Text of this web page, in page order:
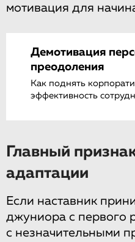
мотивация для
Демотивация
преодоления
Как поднять
эффективность
Главный
адаптации
Если наставник
джуниора с первого
с незначительными